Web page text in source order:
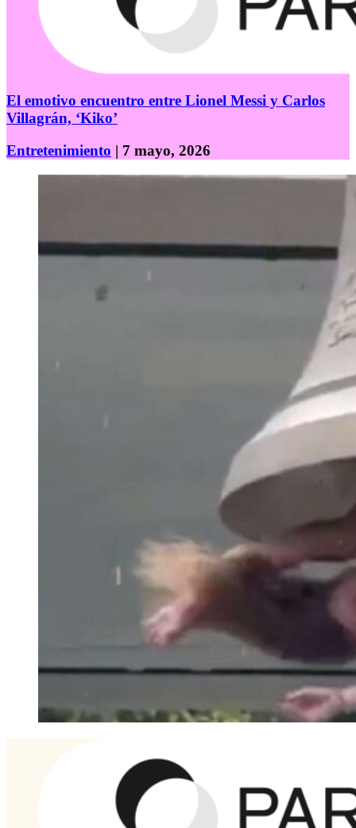
El emotivo encuentro entre Lionel Messi y Carlos
Villagrán, ‘Kiko’
Entretenimiento | 7 mayo, 2026